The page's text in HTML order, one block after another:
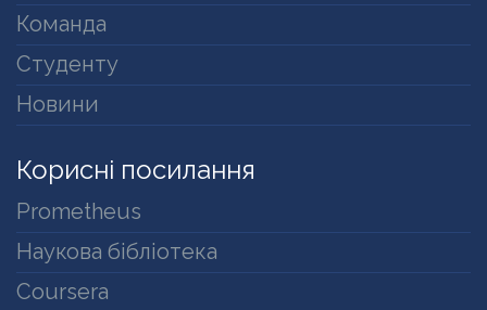
Команда
Студенту
Новини
Корисні посилання
Prometheus
Наукова бібліотека
Coursera